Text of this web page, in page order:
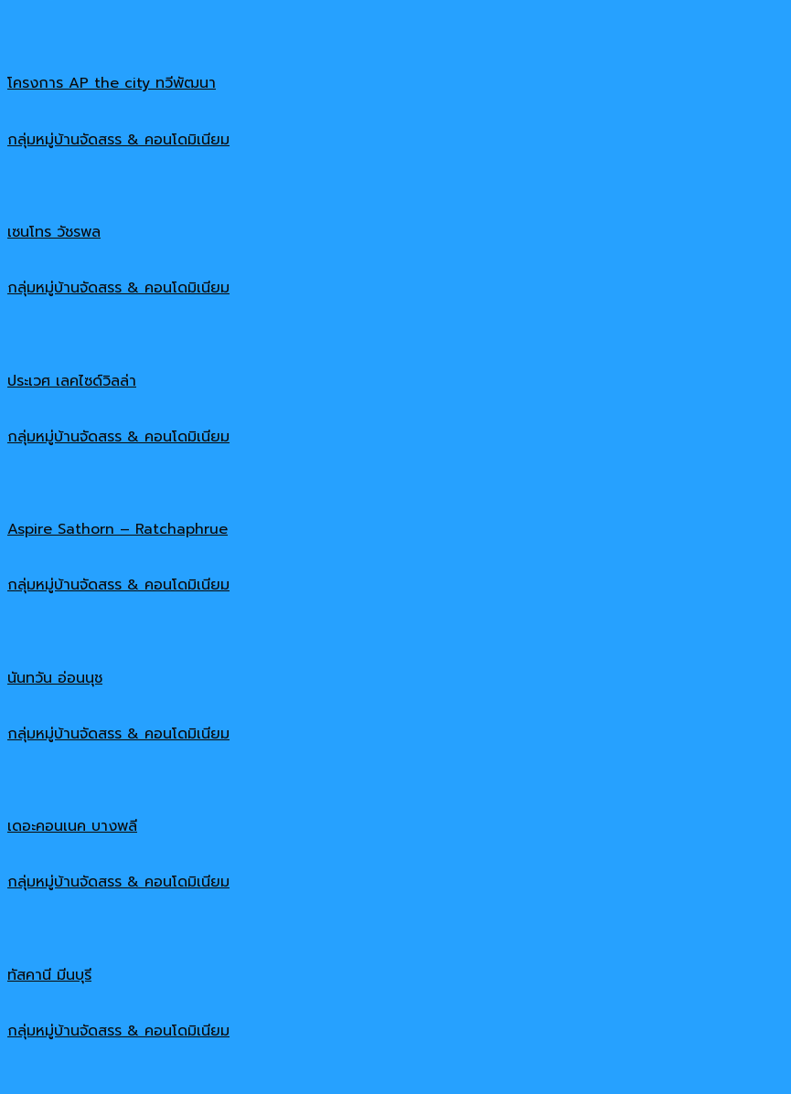
โครงการ AP the city ทวีพัฒนา
กลุ่มหมู่บ้านจัดสรร & คอนโดมิเนียม
เซนโทร วัชรพล
กลุ่มหมู่บ้านจัดสรร & คอนโดมิเนียม
ประเวศ เลคไซด์วิลล่า
กลุ่มหมู่บ้านจัดสรร & คอนโดมิเนียม
Aspire Sathorn – Ratchaphrue
กลุ่มหมู่บ้านจัดสรร & คอนโดมิเนียม
นันทวัน อ่อนนุช
กลุ่มหมู่บ้านจัดสรร & คอนโดมิเนียม
เดอะคอนเนค บางพลี
กลุ่มหมู่บ้านจัดสรร & คอนโดมิเนียม
ทัสคานี มีนบุรี
กลุ่มหมู่บ้านจัดสรร & คอนโดมิเนียม